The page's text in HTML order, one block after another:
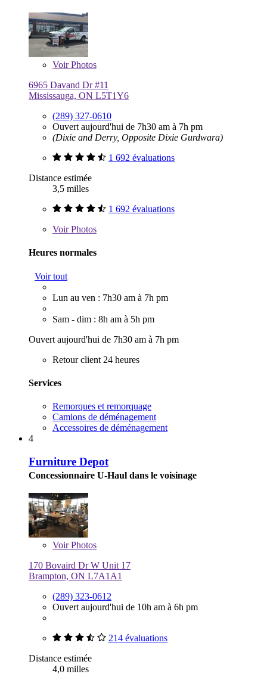
VoirPhotos
6965 Davand Dr #11
Mississauga, ON L5T1Y6
(289) 327-0610
Ouvert aujourd'hui de 7h30 am à 7h pm
(Dixie and Derry, Opposite Dixie Gurdwara)
1 692 évaluations
Distance estimée
3,5 milles
1 692 évaluations
VoirPhotos
Heures normales
Voir tout
Lun au ven : 7h30 am à 7h pm
Sam - dim : 8h am à 5h pm
Ouvert aujourd'hui de 7h30 am à 7h pm
Retour client 24 heures
Services
Remorques et remorquage
Camions de déménagement
Accessoires de déménagement
4
Furniture Depot
Concessionnaire U-Haul dans le voisinage
VoirPhotos
170 Bovaird Dr W Unit 17
Brampton, ON L7A1A1
(289) 323-0612
Ouvert aujourd'hui de 10h am à 6h pm
214 évaluations
Distance estimée
4,0 milles